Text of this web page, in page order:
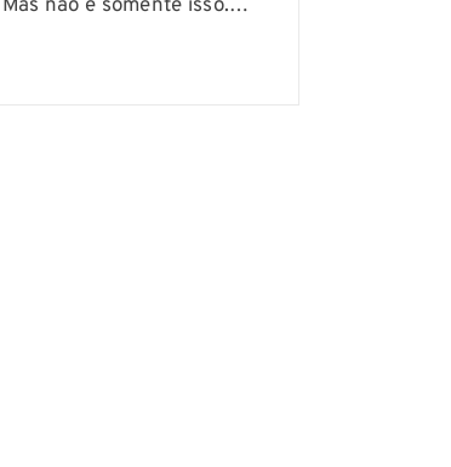
não é somente isso.…